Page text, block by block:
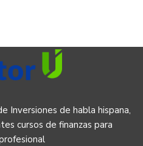
Inversiones de habla hispana,
cursos de finanzas para